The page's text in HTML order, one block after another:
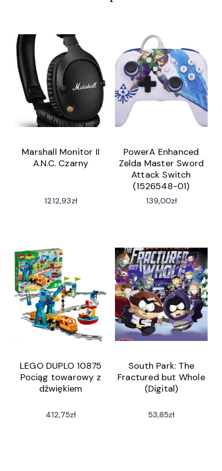
Marshall Monitor II
A.N.C. Czarny
1212,93zł
PowerA Enhanced
Zelda Master Sword
Attack Switch
(1526548-01)
139,00zł
LEGO DUPLO 10875
Pociąg towarowy z
dźwiękiem
412,75zł
South Park: The
Fractured but Whole
(Digital)
53,85zł